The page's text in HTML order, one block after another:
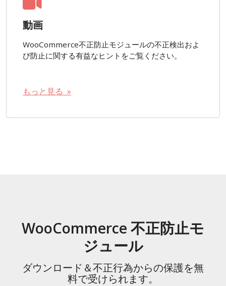
動画
WooCommerce不正防止モジュールの不正検出およ
び防止に関する有益なヒントをご覧ください。
もっと見る »
WooCommerce 不正防止モ
ジュール
ダウンロード＆不正行為からの保護を無
料で受けられます。